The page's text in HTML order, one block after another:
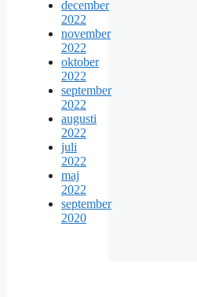
december
2022
november
2022
oktober
2022
september
2022
augusti
2022
juli
2022
maj
2022
september
2020